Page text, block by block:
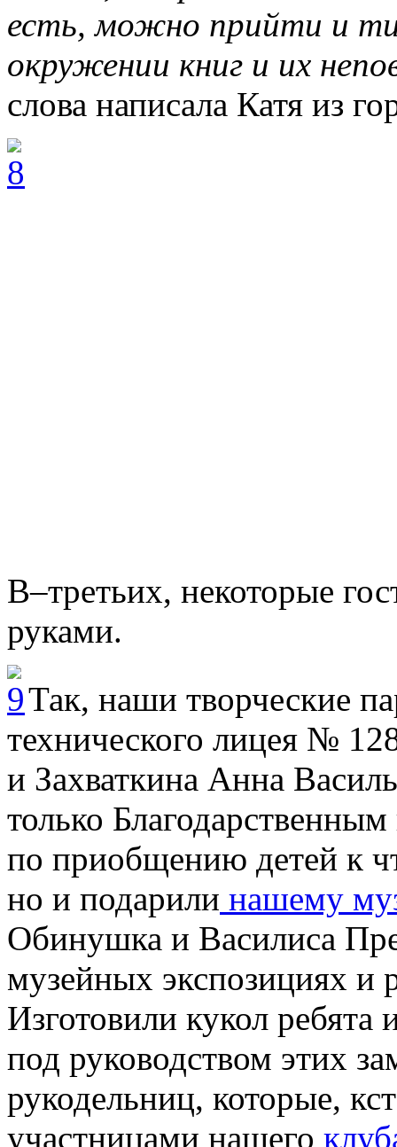
есть, можно прийти и
окружении книг и их
слова написала Катя из
В–третьих, некоторые
руками.
Так, наши творческие
технического лицея №
и Захваткина Анна
только
по приобщению детей к
но и подарили нашему
Обинушка и Василиса
музейных экспозициях и
Изготовили кукол
под руководством этих
рукодельниц, которые,
участницами нашего